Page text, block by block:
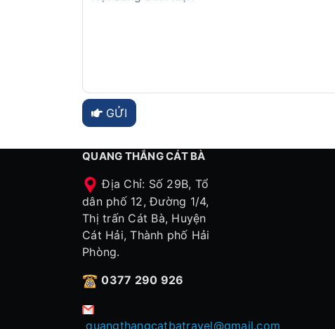
GỬI
QUANG THẮNG CÁT BÀ
Địa Chỉ: Số 29B, Tổ
dân phố 12, Đường 1/4,
Thị trấn Cát Bà, Huyện
Cát Hải, Thành phố Hải
Phòng.
0377 290 926
quangthangcatbatravel@gmail.com